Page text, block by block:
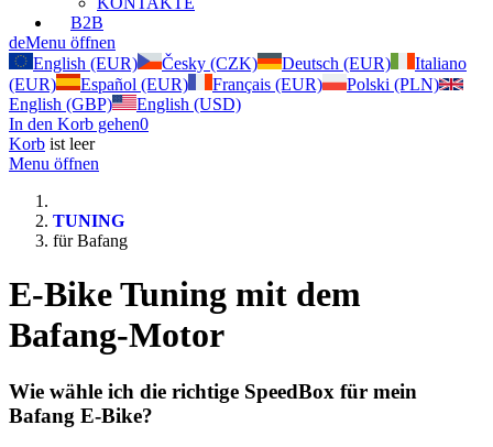
B2B
deMenu öffnen
English (EUR)
Česky (CZK) Deutsch (EUR)
Italiano
(EUR)
Español (EUR) Français (EUR)
Polski (PLN)
English (GBP)
English (USD)
In den Korb gehen0
Korb ist leer
Menu öffnen
TUNING
für Bafang
E-Bike Tuning mit dem
Bafang-Motor
Wie wähle ich die richtige SpeedBox für mein
Bafang E-Bike?